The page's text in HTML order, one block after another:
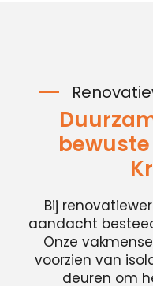
Bij
aandacht
Onze
voorzien van
deuren om